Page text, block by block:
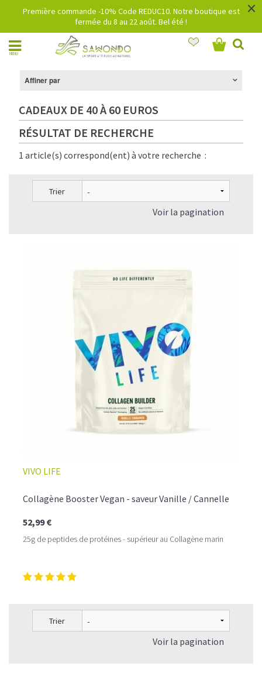
Première commande -10% Code REDUC10. Notre boutique est
fermée du 8 au 22 août. Bel été !
×
MENU
Affiner par
CADEAUX DE 40 À 60 EUROS
RÉSULTAT DE RECHERCHE
1 article(s) correspond(ent) à votre recherche :
Trier
Voir la pagination
VIVO LIFE
Collagène Booster Vegan - saveur Vanille / Cannelle
52,99 €
25g de peptides de protéines - supérieur au Collagène marin
Trier
Voir la pagination